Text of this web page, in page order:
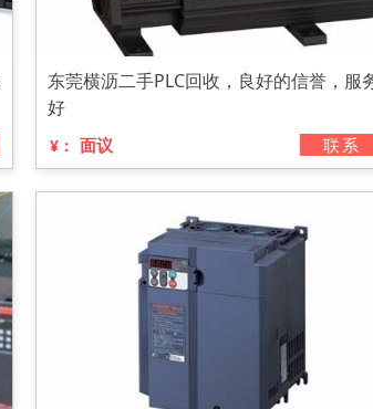
东莞横沥二手PLC回收，良好的信誉，服
好
¥： 面议 联系